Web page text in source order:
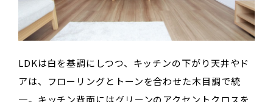
LDKは白を基調にしつつ、キッチンの下がり天井やド
アは、フローリングとトーンを合わせた木目調で統
一。キッチン背面にはグリーンのアクセントクロスを